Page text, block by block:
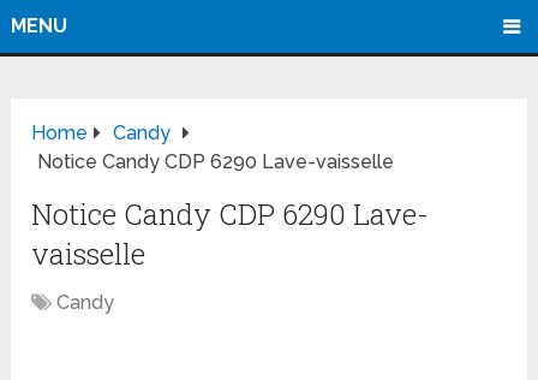
MENU
Home
Candy
Notice Candy CDP 6290 Lave-vaisselle
Notice Candy CDP 6290 Lave-
vaisselle
Candy